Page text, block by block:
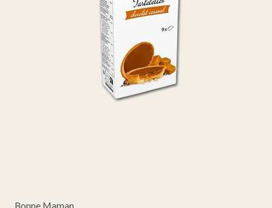
Bonne Maman